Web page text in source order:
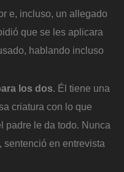
e, incluso, un allegado
que se les aplicara
hablando incluso
los dos. Él tiene una
criatura con lo que
padre le da todo. Nunca
sentenció en entrevista